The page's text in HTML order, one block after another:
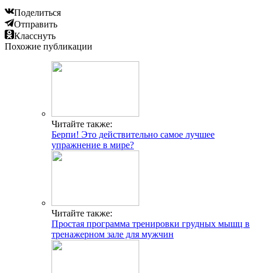
Поделиться
Отправить
Класснуть
Похожие публикации
Читайте также:
Берпи! Это действительно самое лучшее
упражнение в мире?
Читайте также:
Простая программа тренировки грудных мышц в
тренажерном зале для мужчин